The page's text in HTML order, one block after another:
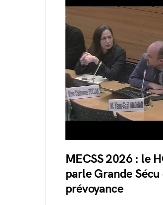
MECSS 2026 : le
parle Grande
prévoyance